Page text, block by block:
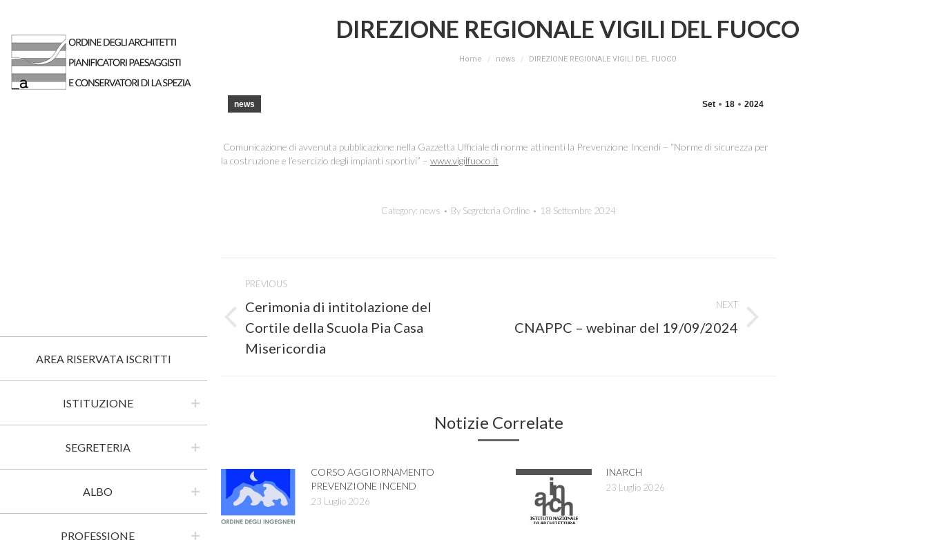
AREA RISERVATA ISCRITTI
ISTITUZIONE
SEGRETERIA
ALBO
PROFESSIONE
DIREZIONE REGIONALE VIGILI DEL FUOCO
Home news DIREZIONE REGIONALE VIGILI DEL FUOCO
Set 18 2024
news
Comunicazione di avvenuta pubblicazione nella Gazzetta Ufficiale di norme attinenti la Prevenzione Incendi – “Norme di sicurezza per
la costruzione e l’esercizio degli impianti sportivi” – www.vigilfuoco.it
Category: news By Segreteria Ordine 18 Settembre 2024
navigation
PREVIOUS
Previous
post:
Cerimonia di intitolazione del
Cortile della Scuola Pia Casa
Misericordia
NEXT
Next
post:
CNAPPC – webinar del 19/09/2024
Notizie Correlate
CORSO AGGIORNAMENTO
PREVENZIONE INCEND
23 Luglio 2026
INARCH
23 Luglio 2026